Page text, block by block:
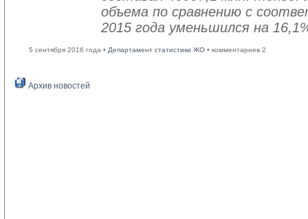
объема по сравнению с
2015 года уменьшился на
5 сентября 2016 года • Департамент статистики ЖО • комментариев 2
Архив новостей